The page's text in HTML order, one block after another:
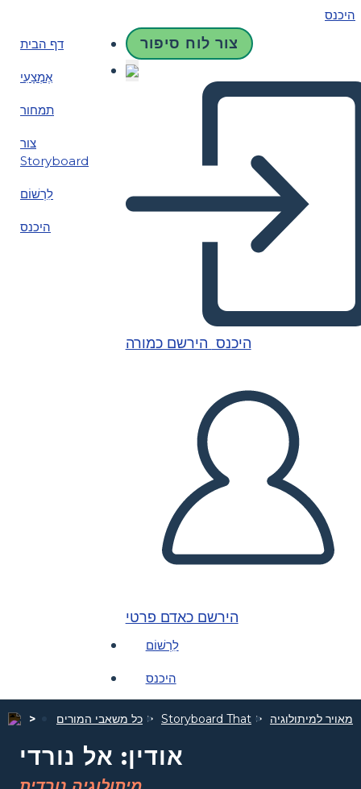
היכנס
דף הבית
אֶמְצָעִי
תמחור
צור
Storyboard
לִרְשׁוֹם
היכנס
צור לוח סיפור
היכנס הירשם כמורה
הירשם כאדם פרטי
לִרְשׁוֹם
היכנס
כל משאבי המורים Storyboard That מאויר למיתולוגיה
אודין: אל נורדי